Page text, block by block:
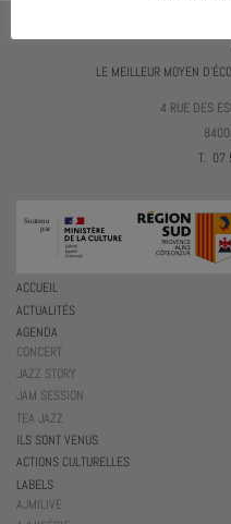
LE MEILLEUR MOYEN
4 RUE DES
T. 07
ACCUEIL
ACTUALITÉS
AGENDA
CONCERT
JAZZ STORY
JAM SESSION
TEA JAZZ
ILS SONT VENUS
ACTIONS CULTURELLES
LABELS
AJMILIVE